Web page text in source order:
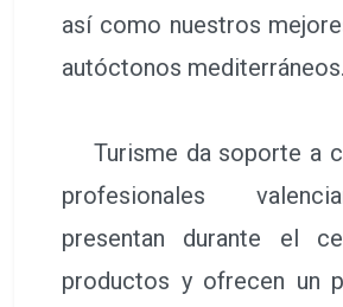
así como nuestros
autóctonos mediterráneos.
Turisme da soporte a
profesionales
presentan durante el
productos y ofrecen un